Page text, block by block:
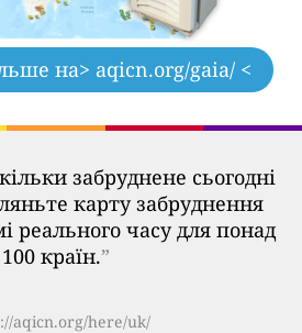
на> aqicn.org/gaia/ <
забруднене сьогодні
карту забруднення
реального часу для понад
100 країн.”
aqicn.org/here/uk/